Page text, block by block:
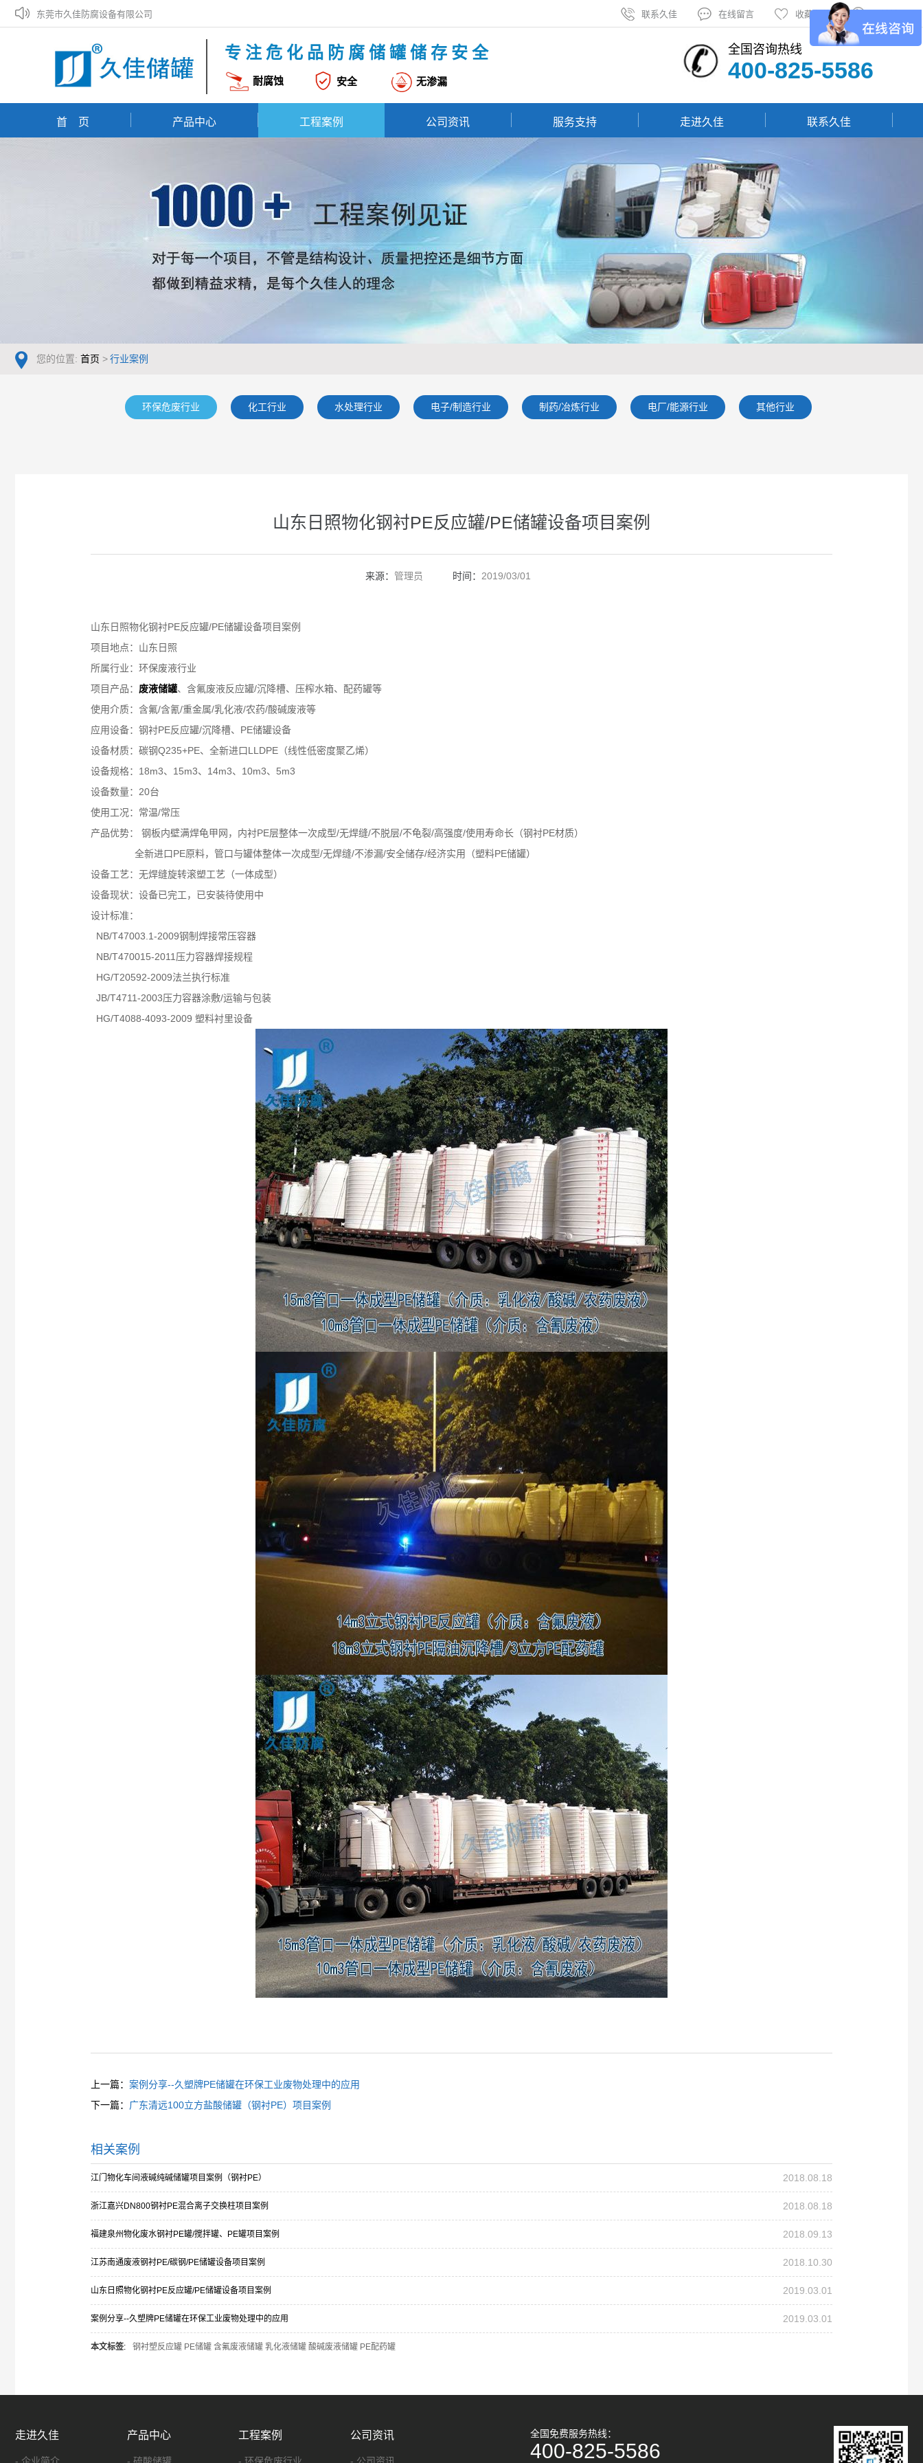
东莞市久佳防腐设备有限公司 联系久佳 在线留言 收藏久佳
专注危化品防腐储罐储存安全
耐腐蚀 安全 无渗漏
全国咨询热线
400-825-5586
首 页 产品中心 工程案例 公司资讯 服务支持 走进久佳 联系久佳
您的位置: 首页 >行业案例
环保危废行业 化工行业 水处理行业 电子/制造行业 制药/冶炼行业 电厂/能源行业 其他行业
山东日照物化钢衬PE反应罐/PE储罐设备项目案例
来源： 管理员 时间： 2019/03/01
山东日照物化钢衬PE反应罐/PE储罐设备项目案例
项目地点：山东日照
所属行业：环保废液行业
项目产品： 废液储罐、含氟废液反应罐/沉降槽、压榨水箱、配药罐等
使用介质：含氟/含氰/重金属/乳化液/农药/酸碱废液等
应用设备：钢衬PE反应罐/沉降槽、PE储罐设备
设备材质：碳钢Q235+PE、全新进口LLDPE（线性低密度聚乙烯）
设备规格：18m3、15m3、14m3、10m3、5m3
设备数量：20台
使用工况：常温/常压
产品优势： 钢板内壁满焊龟甲网，内衬PE层整体一次成型/无焊缝/不脱层/不龟裂/高强度/使用寿命长（钢衬PE材质）
全新进口PE原料，管口与罐体整体一次成型/无焊缝/不渗漏/安全储存/经济实用（塑料PE储罐）
设备工艺：无焊缝旋转滚塑工艺（一体成型）
设备现状：设备已完工，已安装待使用中
设计标准：
NB/T47003.1-2009钢制焊接常压容器
NB/T470015-2011压力容器焊接规程
HG/T20592-2009法兰执行标准
JB/T4711-2003压力容器涂敷/运输与包装
HG/T4088-4093-2009 塑料衬里设备
上一篇： 案例分享--久塑牌PE储罐在环保工业废物处理中的应用
下一篇： 广东清远100立方盐酸储罐（钢衬PE）项目案例
相关案例
江门物化车间液碱纯碱储罐项目案例（钢衬PE） 2018.08.18
浙江嘉兴DN800钢衬PE混合离子交换柱项目案例 2018.08.18
福建泉州物化废水钢衬PE罐/搅拌罐、PE罐项目案例 2018.09.13
江苏南通废液钢衬PE/碳钢/PE储罐设备项目案例 2018.10.30
山东日照物化钢衬PE反应罐/PE储罐设备项目案例 2019.03.01
案例分享--久塑牌PE储罐在环保工业废物处理中的应用 2019.03.01
本文标签: 钢衬塑反应罐 PE储罐 含氟废液储罐 乳化液储罐 酸碱废液储罐 PE配药罐
走进久佳 产品中心 工程案例 公司资讯 全国免费服务热线：
400-825-5586